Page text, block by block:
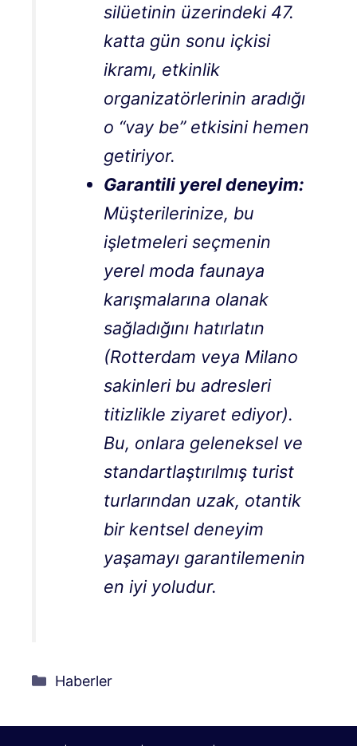
silüetinin üzerindeki 47.
katta gün sonu içkisi
ikramı, etkinlik
organizatörlerinin aradığı
o “vay be” etkisini hemen
getiriyor.
Garantili yerel deneyim:
Müşterilerinize, bu
işletmeleri seçmenin
yerel moda faunaya
karışmalarına olanak
sağladığını hatırlatın
(Rotterdam veya Milano
sakinleri bu adresleri
titizlikle ziyaret ediyor).
Bu, onlara geleneksel ve
standartlaştırılmış turist
turlarından uzak, otantik
bir kentsel deneyim
yaşamayı garantilemenin
en iyi yoludur.
Kategoriler
Haberler